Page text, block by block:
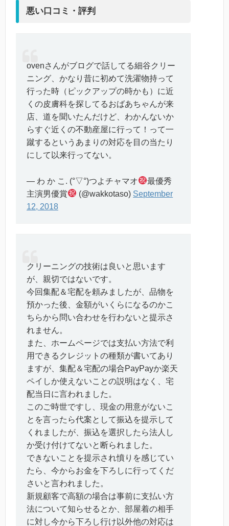
悪い口コミ・評判
ovenさんがブログで話してる細谷クリー
ニング、かなり昔に初めて洗濯物持って
行った時（ピックアップの時かも）に近
くの皮膚科を探してるおばあちゃんが来
店、道を聞いたんだけど、わかんないか
らすぐ近くの不動産屋に行って！って一
蹴するというあまりの対応を目の当たり
にして以来行ってない。
— わ か こ. (°▽°)つよチャマオ
最優秀
主演男優賞
(@wakkotaso) September
12, 2018
クリーニングの技術は良いと思います
が、親切ではないです。
今回集配＆宅配を頼みましたが、品物を
預かった後、金額がいくらになるのかこ
ちらから問い合わせを行わないと提示さ
れません。
また、ホームページでは支払い方法で利
用できるクレジットの種類が書いてあり
ますが、集配＆宅配の場合PayPayか楽天
ペイしか使えないことの説明はなく、宅
配当日に言われました。
このご時世ですし、現金の用意がないこ
とを言ったら代案として振込を提示して
くれましたが、振込を選択したら法人し
か受け付けてないと断られました。
できないことを提示され憤りを感じてい
たら、今からお金を下ろしに行ってくだ
さいと言われました。
新規顧客で高額の場合は事前に支払い方
法について知らせるとか、部屋着の相手
に対し今から下ろし行け以外他の対応は